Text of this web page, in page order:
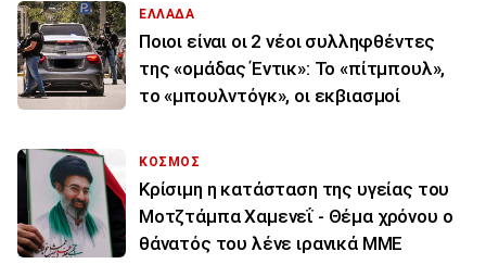
ΕΛΛΑΔΑ
Ποιοι είναι οι 2 νέοι συλληφθέντες
της «ομάδας Έντικ»: Το «πίτμπουλ»,
το «μπουλντόγκ», οι εκβιασμοί
ΚΟΣΜΟΣ
Κρίσιμη η κατάσταση της υγείας του
Μοτζτάμπα Χαμενεΐ - Θέμα χρόνου ο
θάνατός του λένε ιρανικά ΜΜΕ